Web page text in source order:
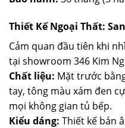
Thiết Kế Ngoại Thất:
Cảm quan đầu tiên khi
tại showroom 346 Kim
Chất liệu: Mặt trước
tay, tông màu xám đen
mọi không gian tủ bếp.
Kiểu dáng: Thiết kế bán